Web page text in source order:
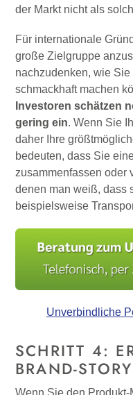
der Markt nicht als
Für internationale
große Zielgruppe
nachzudenken, wie
schmackhaft machen
Investoren schätzen
gering ein. Wenn Sie
daher Ihre
bedeuten, dass Sie
zusammenfassen oder
denen man weiß, dass
beispielsweise
Unverbindliche
SCHRITT 4:
BRAND-STORY
Wenn Sie den